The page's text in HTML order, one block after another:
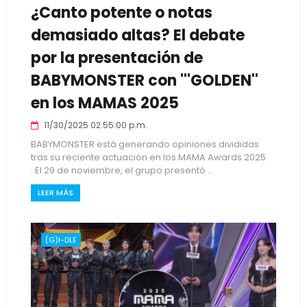
¿Canto potente o notas
demasiado altas? El debate
por la presentación de
BABYMONSTER con '''GOLDEN''
en los MAMAS 2025
11/30/2025 02:55:00 p.m.
BABYMONSTER está generando opiniones divididas
tras su reciente actuación en los MAMA Awards 2025
. El 29 de noviembre, el grupo presentó ...
LEER MÁS
(G)I-DLE